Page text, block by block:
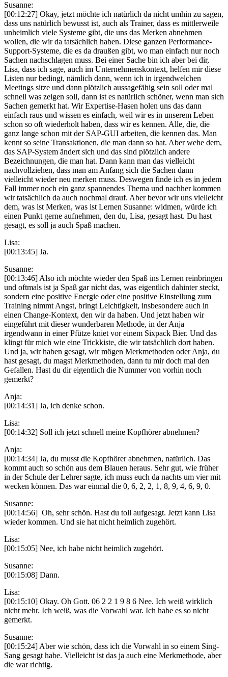
Susanne:
[00:12:27] Okay, jetzt möchte ich natürlich da nicht umhin zu sagen,
dass uns natürlich bewusst ist, auch als Trainer, dass es mittlerweile
unheimlich viele Systeme gibt, die uns das Merken abnehmen
wollen, die wir da tatsächlich haben. Diese ganzen Performance-
Support-Systeme, die es da draußen gibt, wo man einfach nur noch
Sachen nachschlagen muss. Bei einer Sache bin ich aber bei dir,
Lisa, dass ich sage, auch im Unternehmenskontext, helfen mir diese
Listen nur bedingt, nämlich dann, wenn ich in irgendwelchen
Meetings sitze und dann plötzlich aussagefähig sein soll oder mal
schnell was zeigen soll, dann ist es natürlich schöner, wenn man sich
Sachen gemerkt hat. Wir Expertise-Hasen holen uns das dann
einfach raus und wissen es einfach, weil wir es in unserem Leben
schon so oft wiederholt haben, dass wir es kennen. Alle, die, die
ganz lange schon mit der SAP-GUI arbeiten, die kennen das. Man
kennt so seine Transaktionen, die man dann so hat. Aber wehe dem,
das SAP-System ändert sich und das sind plötzlich andere
Bezeichnungen, die man hat. Dann kann man das vielleicht
nachvollziehen, dass man am Anfang sich die Sachen dann
vielleicht wieder neu merken muss. Deswegen finde ich es in jedem
Fall immer noch ein ganz spannendes Thema und nachher kommen
wir tatsächlich da auch nochmal drauf. Aber bevor wir uns vielleicht
dem, was ist Merken, was ist Lernen Susanne: widmen, würde ich
einen Punkt gerne aufnehmen, den du, Lisa, gesagt hast. Du hast
gesagt, es soll ja auch Spaß machen.
Lisa:
[00:13:45] Ja.
Susanne:
[00:13:46] Also ich möchte wieder den Spaß ins Lernen reinbringen
und oftmals ist ja Spaß gar nicht das, was eigentlich dahinter steckt,
sondern eine positive Energie oder eine positive Einstellung zum
Training nimmt Angst, bringt Leichtigkeit, insbesondere auch in
einen Change-Kontext, den wir da haben. Und jetzt haben wir
eingeführt mit dieser wunderbaren Methode, in der Anja
irgendwann in einer Pfütze kniet vor einem Sixpack Bier. Und das
klingt für mich wie eine Trickkiste, die wir tatsächlich dort haben.
Und ja, wir haben gesagt, wir mögen Merkmethoden oder Anja, du
hast gesagt, du magst Merkmethoden, dann tu mir doch mal den
Gefallen. Hast du dir eigentlich die Nummer von vorhin noch
gemerkt?
Anja:
[00:14:31] Ja, ich denke schon.
Lisa:
[00:14:32] Soll ich jetzt schnell meine Kopfhörer abnehmen?
Anja:
[00:14:34] Ja, du musst die Kopfhörer abnehmen, natürlich. Das
kommt auch so schön aus dem Blauen heraus. Sehr gut, wie früher
in der Schule der Lehrer sagte, ich muss euch da nachts um vier mit
wecken können. Das war einmal die 0, 6, 2, 2, 1, 8, 9, 4, 6, 9, 0.
Susanne:
[00:14:56] Oh, sehr schön. Hast du toll aufgesagt. Jetzt kann Lisa
wieder kommen. Und sie hat nicht heimlich zugehört.
Lisa:
[00:15:05] Nee, ich habe nicht heimlich zugehört.
Susanne:
[00:15:08] Dann.
Lisa:
[00:15:10] Okay. Oh Gott. 06 2 2 1 9 8 6 Nee. Ich weiß wirklich
nicht mehr. Ich weiß, was die Vorwahl war. Ich habe es so nicht
gemerkt.
Susanne:
[00:15:24] Aber wie schön, dass ich die Vorwahl in so einem Sing-
Sang gesagt habe. Vielleicht ist das ja auch eine Merkmethode, aber
die war richtig.